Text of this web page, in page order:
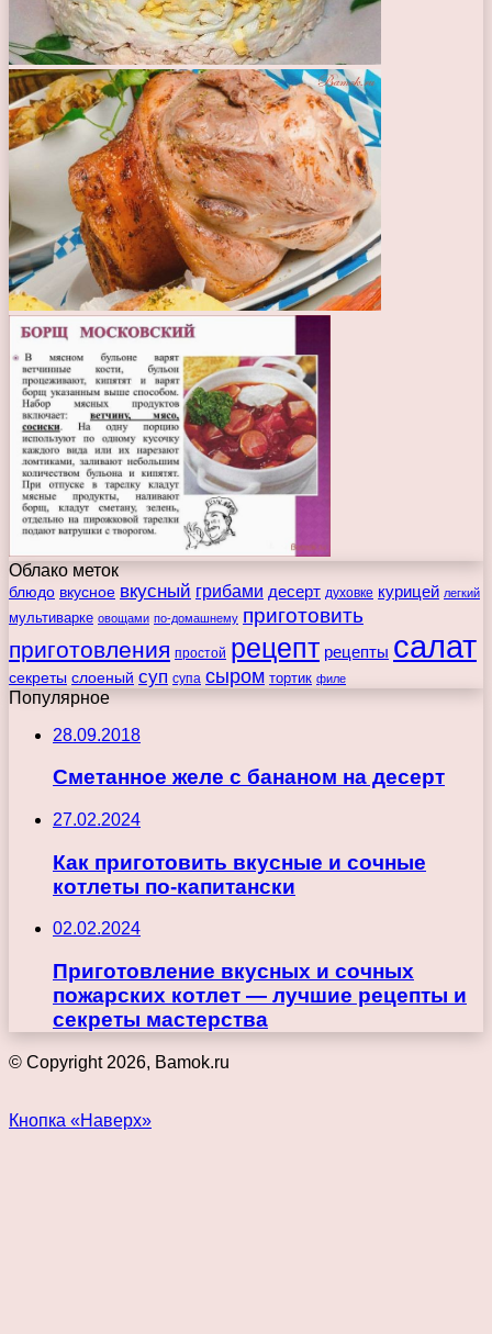
Облако меток
блюдо вкусное вкусный грибами десерт духовке курицей легкий
мультиварке овощами по-домашнему приготовить
приготовления простой рецепт рецепты салат
секреты слоеный суп супа сыром тортик филе
Популярное
28.09.2018
Сметанное желе с бананом на десерт
27.02.2024
Как приготовить вкусные и сочные
котлеты по-капитански
02.02.2024
Приготовление вкусных и сочных
пожарских котлет — лучшие рецепты и
секреты мастерства
© Copyright 2026, Bamok.ru
Кнопка «Наверх»